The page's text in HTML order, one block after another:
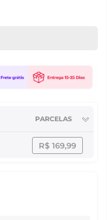
PARCELAS
R$ 169,99